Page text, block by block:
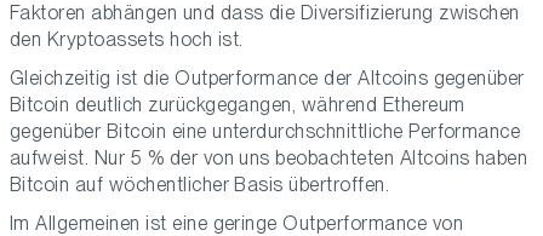
Faktoren abhängen und dass die Diversifizierung zwischen
den Kryptoassets hoch ist.
Gleichzeitig ist die Outperformance der Altcoins gegenüber
Bitcoin deutlich zurückgegangen, während Ethereum
gegenüber Bitcoin eine unterdurchschnittliche Performance
aufweist. Nur 5 % der von uns beobachteten Altcoins haben
Bitcoin auf wöchentlicher Basis übertroffen.
Im Allgemeinen ist eine geringe Outperformance von